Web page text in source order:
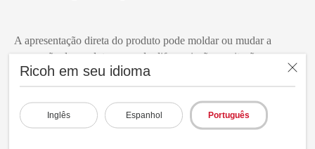
Ricoh em seu idioma
Inglês Espanhol Português
A apresentação direta do produto pode moldar ou mudar a
percepção do produto; gerando diferenciação, aceitação,
lealdade e sucesso. A impressão digital oferece a oportunidade
de projetar embalagens exclusivas para as necessidades de cada
consumidor.